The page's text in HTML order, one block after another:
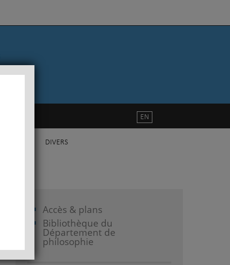
DIVERS
EN
Accès & plans
Bibliothèque du
Département de
philosophie